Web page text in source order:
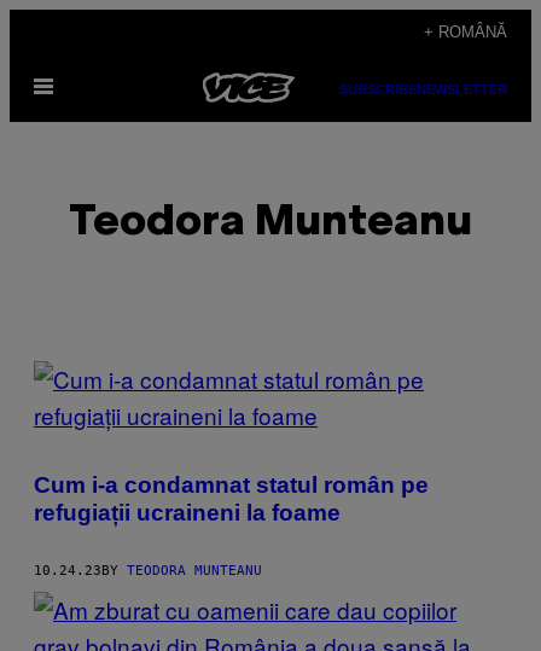
content
+ ROMÂNĂ
Open
SUBSCRIBENEWSLETTER
Teodora Munteanu
POSTS
BY
THIS
AUTHOR
Cum i-a condamnat statul român pe
refugiații ucraineni la foame
10.24.23BY TEODORA MUNTEANU